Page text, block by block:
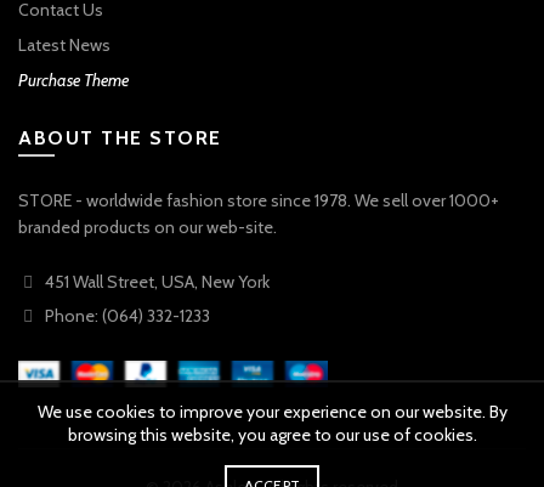
Contact Us
Latest News
Purchase Theme
ABOUT THE STORE
STORE - worldwide fashion store since 1978. We sell over 1000+
branded products on our web-site.
451 Wall Street, USA, New York
Phone: (064) 332-1233
We use cookies to improve your experience on our website. By
browsing this website, you agree to our use of cookies.